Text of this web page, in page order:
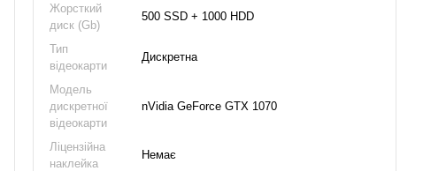
Жорсткий
диск (Gb)
500 SSD + 1000 HDD
Тип
відеокарти
Дискретна
Модель
дискретної
відеокарти
nVidia GeForce GTX 1070
Ліцензійна
наклейка
Немає